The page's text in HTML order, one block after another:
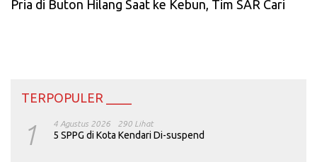
Pria di Buton Hilang Saat ke Kebun, Tim SAR Cari
TERPOPULER ____
1 4 Agustus 2026 290 Lihat
5 SPPG di Kota Kendari Di-suspend